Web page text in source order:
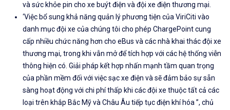
và sức khỏe pin cho xe buýt điện và đội xe điện thương mại.
‘Việc bổ sung khả năng quản lý phương tiện của ViriCiti vào
danh mục đội xe của chúng tôi cho phép ChargePoint cung
cấp nhiều chức năng hơn cho eBus và các nhà khai thác đội xe
thương mại, trong khi vẫn mở để tích hợp với các hệ thống viễn
thông hiện có. Giải pháp kết hợp nhấn mạnh tầm quan trọng
của phần mềm đối với việc sạc xe điện và sẽ đảm bảo sự sẵn
sàng hoạt động với chi phí thấp khi các đội xe thuộc tất cả các
loại trên khắp Bắc Mỹ và Châu Âu tiếp tục điện khí hóa ”, chủ